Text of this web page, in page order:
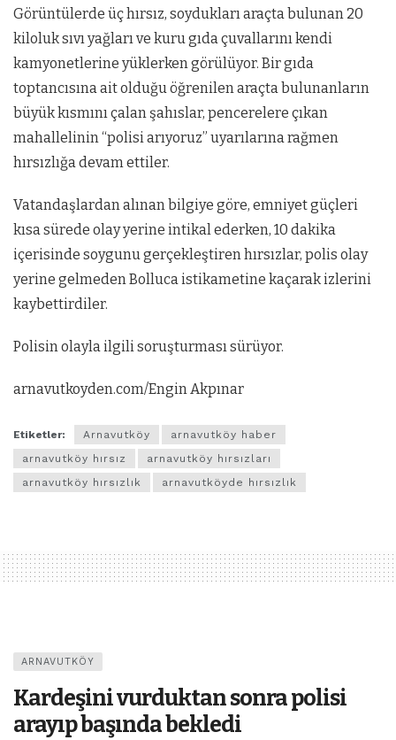
Görüntülerde üç hırsız, soydukları araçta bulunan 20
kiloluk sıvı yağları ve kuru gıda çuvallarını kendi
kamyonetlerine yüklerken görülüyor. Bir gıda
toptancısına ait olduğu öğrenilen araçta bulunanların
büyük kısmını çalan şahıslar, pencerelere çıkan
mahallelinin “polisi arıyoruz” uyarılarına rağmen
hırsızlığa devam ettiler.
Vatandaşlardan alınan bilgiye göre, emniyet güçleri
kısa sürede olay yerine intikal ederken, 10 dakika
içerisinde soygunu gerçekleştiren hırsızlar, polis olay
yerine gelmeden Bolluca istikametine kaçarak izlerini
kaybettirdiler.
Polisin olayla ilgili soruşturması sürüyor.
arnavutkoyden.com/Engin Akpınar
Etiketler: Arnavutköy
arnavutköy haber
arnavutköy hırsız
arnavutköy hırsızları
arnavutköy hırsızlık
arnavutköyde hırsızlık
ARNAVUTKÖY
Kardeşini vurduktan sonra polisi
arayıp başında bekledi